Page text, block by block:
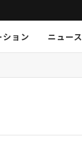
KGEAR
Violet Audio
ション
ニュース
KGEAR
Violet Audio